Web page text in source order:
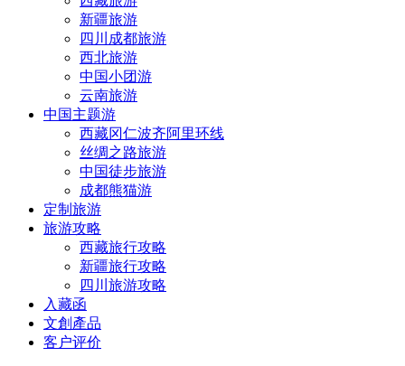
新疆旅游
四川成都旅游
西北旅游
中国小团游
云南旅游
中国主题游
西藏冈仁波齐阿里环线
丝绸之路旅游
中国徒步旅游
成都熊猫游
定制旅游
旅游攻略
西藏旅行攻略
新疆旅行攻略
四川旅游攻略
入藏函
文創產品
客户评价